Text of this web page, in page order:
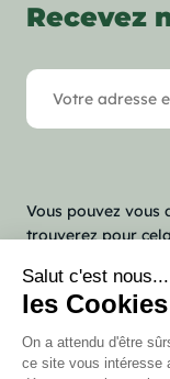
Recevez
Vous pouvez vous
trouverez pour